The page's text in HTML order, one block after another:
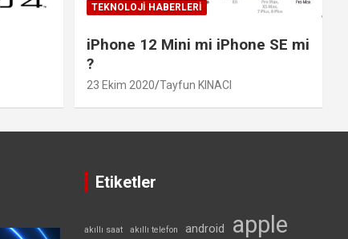
TEKNOLOJI HABERLERI
iPhone 12 Mini mi iPhone SE mi
?
23 Ekim 2020 Tayfun KINACI
Etiketler
akıllı saat akıllı telefon android apple